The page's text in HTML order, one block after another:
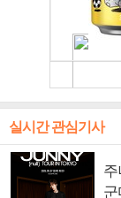
실시간 관심기사
주
군